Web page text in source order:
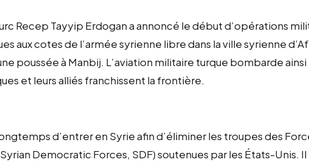
Recep Tayyip Erdogan a annoncé le début d’opérations
aux cotes de l’armée syrienne libre dans la ville syrienne
poussée à Manbij. L’aviation militaire turque bombarde ainsi
et leurs alliés franchissent la frontière.
d’entrer en Syrie afin d’éliminer les troupes des
Democratic Forces, SDF) soutenues par les États-Unis. Il